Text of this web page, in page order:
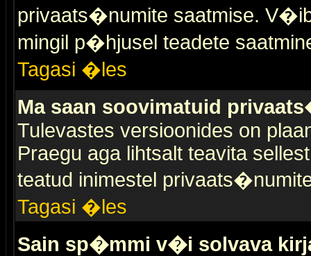
privaats�numite saatmise.
mingil p�hjusel teadete
Tagasi �les
Ma saan soovimatuid
Tulevastes versioonides on
Praegu aga lihtsalt teavita
teatud inimestel
Tagasi �les
Sain sp�mmi v�i solvava